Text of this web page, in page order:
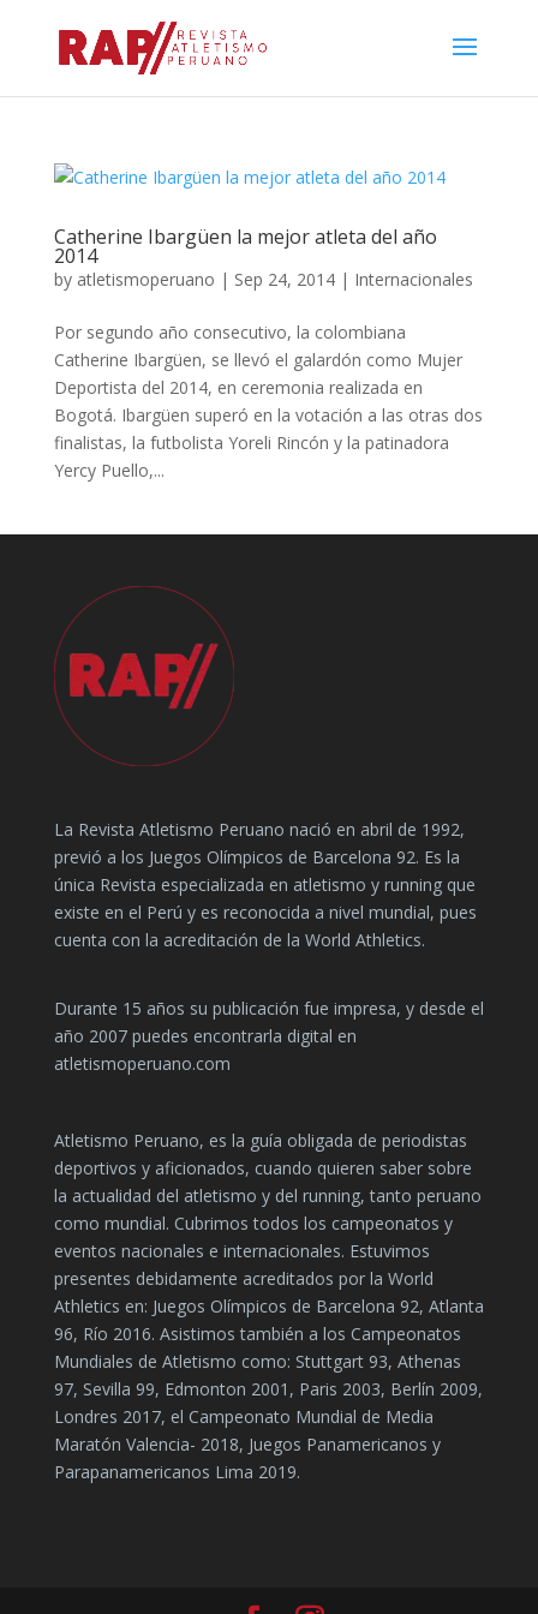
Catherine Ibargüen la mejor atleta del año
2014
by atletismoperuano | Sep 24, 2014| Internacionales
Por segundo año consecutivo, la colombiana
Catherine Ibargüen, se llevó el galardón como Mujer
Deportista del 2014, en ceremonia realizada en
Bogotá. Ibargüen superó en la votación a las otras dos
finalistas, la futbolista Yoreli Rincón y la patinadora
Yercy Puello,...
La Revista Atletismo Peruano nació en abril de 1992,
previó a los Juegos Olímpicos de Barcelona 92. Es la
única Revista especializada en atletismo y running que
existe en el Perú y es reconocida a nivel mundial, pues
cuenta con la acreditación de la World Athletics.
Durante 15 años su publicación fue impresa, y desde el
año 2007 puedes encontrarla digital en
atletismoperuano.com
Atletismo Peruano, es la guía obligada de periodistas
deportivos y aficionados, cuando quieren saber sobre
la actualidad del atletismo y del running, tanto peruano
como mundial. Cubrimos todos los campeonatos y
eventos nacionales e internacionales. Estuvimos
presentes debidamente acreditados por la World
Athletics en: Juegos Olímpicos de Barcelona 92, Atlanta
96, Río 2016. Asistimos también a los Campeonatos
Mundiales de Atletismo como: Stuttgart 93, Athenas
97, Sevilla 99, Edmonton 2001, Paris 2003, Berlín 2009,
Londres 2017, el Campeonato Mundial de Media
Maratón Valencia- 2018, Juegos Panamericanos y
Parapanamericanos Lima 2019.